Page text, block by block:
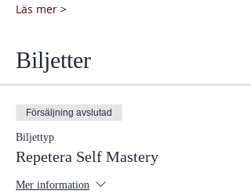
Läs mer >
Biljetter
Försäljning avslutad
Biljettyp
Repetera Self Mastery
Mer information